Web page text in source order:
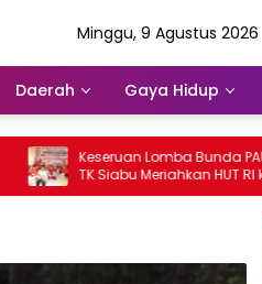
Minggu, 9 Agustus 2026
Daerah Gaya Hidup
Keseruan Lomba Bunda PAUD dan Guru
TK Siabu Meriahkan HUT RI ke-81